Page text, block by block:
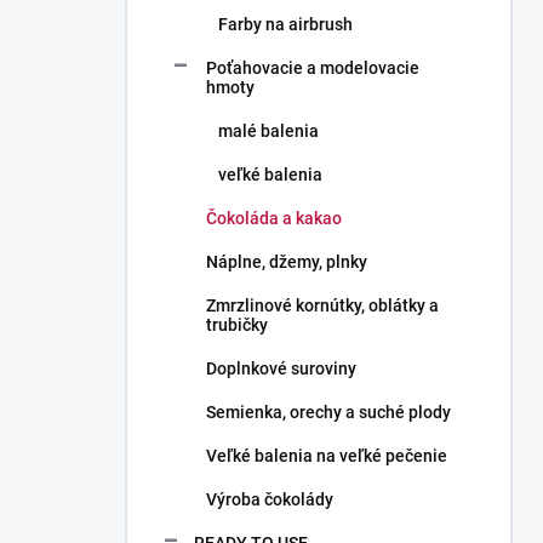
Farby na airbrush
Poťahovacie a modelovacie
hmoty
malé balenia
veľké balenia
Čokoláda a kakao
Náplne, džemy, plnky
Zmrzlinové kornútky, oblátky a
trubičky
Doplnkové suroviny
Semienka, orechy a suché plody
Veľké balenia na veľké pečenie
Výroba čokolády